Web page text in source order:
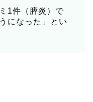
1件（膵炎）で
になった」とい